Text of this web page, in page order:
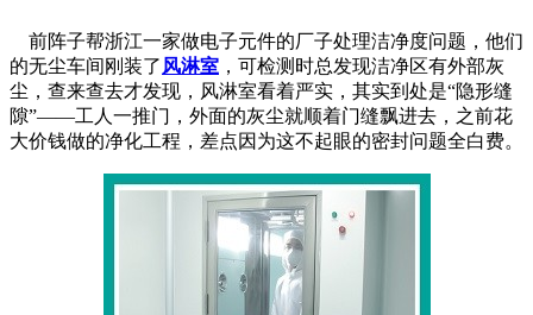
前阵子帮浙江一家做电子元件的厂子处理洁净度问题，他们
的无尘车间刚装了 风淋室 ，可检测时总发现洁净区有外部灰
尘，查来查去才发现，风淋室看着严实，其实到处是“隐形缝
隙”——工人一推门，外面的灰尘就顺着门缝飘进去，之前花
大价钱做的净化工程，差点因为这不起眼的密封问题全白费。